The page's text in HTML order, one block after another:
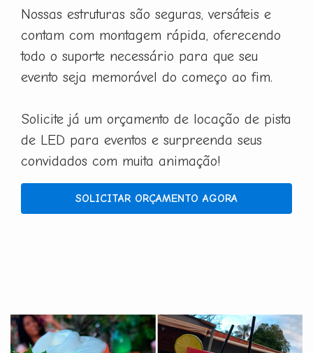
Nossas estruturas são seguras, versáteis e
contam com montagem rápida, oferecendo
todo o suporte necessário para que seu
evento seja memorável do começo ao fim.
Solicite já um orçamento de locação de pista
de LED para eventos e surpreenda seus
convidados com muita animação!
SOLICITAR ORÇAMENTO AGORA